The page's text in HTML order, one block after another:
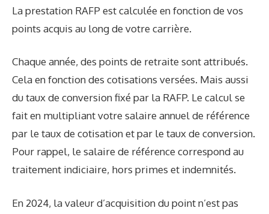
La prestation RAFP est calculée en fonction de vos
points acquis au long de votre carrière.
Chaque année, des points de retraite sont attribués.
Cela en fonction des cotisations versées. Mais aussi
du taux de conversion fixé par la RAFP. Le calcul se
fait en multipliant votre salaire annuel de référence
par le taux de cotisation et par le taux de conversion.
Pour rappel, le salaire de référence correspond au
traitement indiciaire, hors primes et indemnités.
En 2024, la valeur d’acquisition du point n’est pas